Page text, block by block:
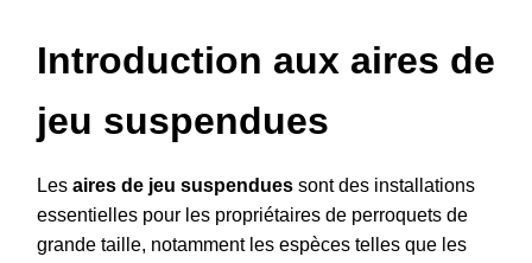
Introduction aux aires de
jeu suspendues
Les aires de jeu suspendues sont des installations
essentielles pour les propriétaires de perroquets de
grande taille, notamment les espèces telles que les